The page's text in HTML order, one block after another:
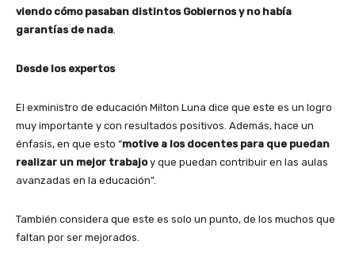
viendo cómo pasaban distintos Gobiernos y no había
garantías de nada
Desde los expertos
El exministro de educación Milton Luna dice que este es un logro
muy importante y con resultados positivos. Además, hace un
énfasis, en que esto “motive a los docentes para que puedan
realizar un mejor trabajoy que puedan contribuir en las aulas
avanzadas en la educación”.
También considera que este es solo un punto, de los muchos que
faltan por ser mejorados.